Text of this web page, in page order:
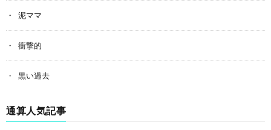
泥ママ
衝撃的
黒い過去
通算人気記事